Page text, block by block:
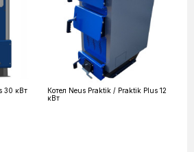
30 кВт
Котел Neus Praktik / Praktik Plus 12
кВт